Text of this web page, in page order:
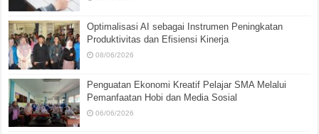
Optimalisasi AI sebagai Instrumen Peningkatan
Produktivitas dan Efisiensi Kinerja
08/06/2026
Penguatan Ekonomi Kreatif Pelajar SMA Melalui
Pemanfaatan Hobi dan Media Sosial
06/06/2026